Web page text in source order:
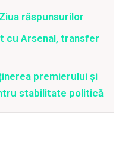
răspunsurilor
cu Arsenal, transfer
premierului și
stabilitate politică